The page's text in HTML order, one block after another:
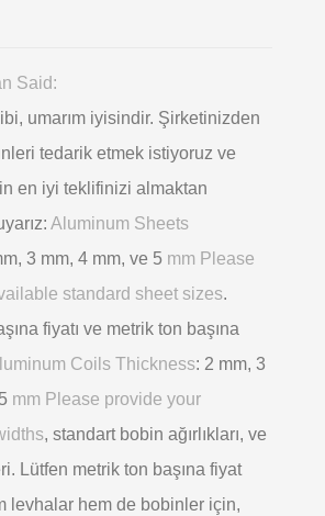
Said:
umarım iyisindir. Şirketinizden
tedarik etmek istiyoruz ve
en iyi teklifinizi almaktan
Aluminum Sheets
3 mm, 4 mm, ve 5 mm Please
standard sheet sizes.
fiyatı ve metrik ton başına
Coils Thickness: 2 mm, 3
mm Please provide your
, standart bobin ağırlıkları, ve
Lütfen metrik ton başına fiyat
levhalar hem de bobinler için,